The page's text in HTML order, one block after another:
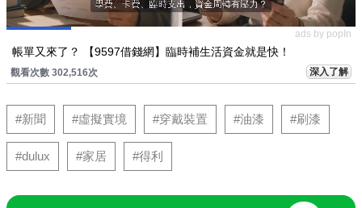
ads by popIn
帳單又來了？ 【9597借錢網】臨時補生活資金就是快！
觀看次數 302,516次 深入了解
#新聞 #虛擬實境 #穿戴裝置 #油漆 #刷漆
#dulux #家居 #得利